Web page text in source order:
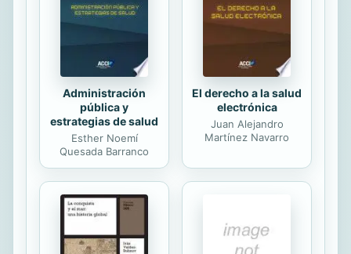
Dios”? El Antiguo Testamento es,
ante todo, una escuela de
aprendizaje de esperanza para los
Administración
pública y
estrategias de salud
Esther Noemí
Quesada Barranco
El derecho a la salud
electrónica
Juan Alejandro
Martínez Navarro